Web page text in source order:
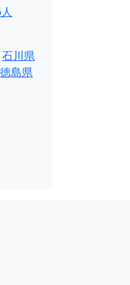
石川県
徳島県